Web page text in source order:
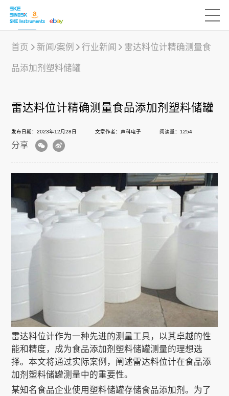
行业应用
下载中心
新闻/案例
声科之“芯”
关于我们
EN
首页 新闻/案例 行业新闻 雷达料位计精确测量食
品添加剂塑料储罐
雷达料位计精确测量食品添加剂塑料储罐
发布日期：2023年12月28日 文章作者：声科电子 阅读量：1254
分享
雷达料位计作为一种先进的测量工具，以其卓越的性
能和精度，成为食品添加剂塑料储罐测量的理想选
择。本文将通过实际案例，阐述雷达料位计在食品添
加剂塑料储罐测量中的重要性。
某知名食品企业使用塑料储罐存储食品添加剂。为了